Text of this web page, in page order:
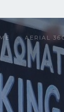
AERIAL